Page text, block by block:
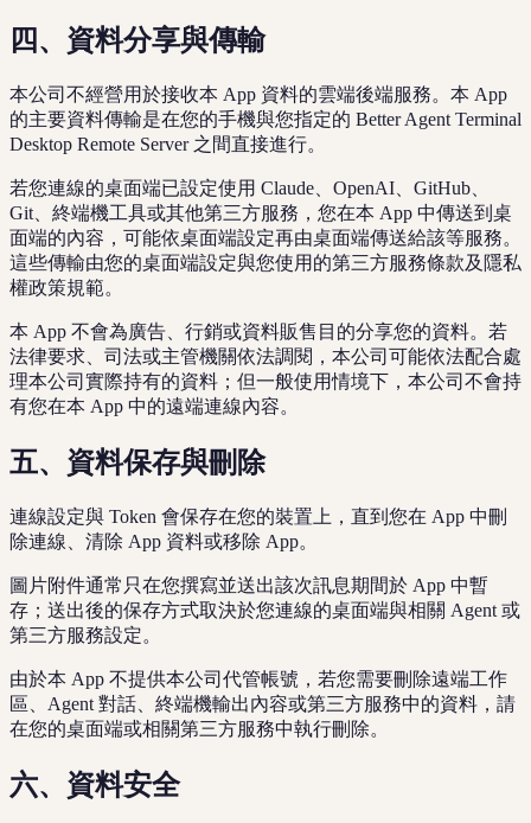
四、資料分享與傳輸
本公司不經營用於接收本 App 資料的雲端後端服務。本 App
的主要資料傳輸是在您的手機與您指定的 Better Agent Terminal
Desktop Remote Server 之間直接進行。
若您連線的桌面端已設定使用 Claude、OpenAI、GitHub、
Git、終端機工具或其他第三方服務，您在本 App 中傳送到桌
面端的內容，可能依桌面端設定再由桌面端傳送給該等服務。
這些傳輸由您的桌面端設定與您使用的第三方服務條款及隱私
權政策規範。
本 App 不會為廣告、行銷或資料販售目的分享您的資料。若
法律要求、司法或主管機關依法調閱，本公司可能依法配合處
理本公司實際持有的資料；但一般使用情境下，本公司不會持
有您在本 App 中的遠端連線內容。
五、資料保存與刪除
連線設定與 Token 會保存在您的裝置上，直到您在 App 中刪
除連線、清除 App 資料或移除 App。
圖片附件通常只在您撰寫並送出該次訊息期間於 App 中暫
存；送出後的保存方式取決於您連線的桌面端與相關 Agent 或
第三方服務設定。
由於本 App 不提供本公司代管帳號，若您需要刪除遠端工作
區、Agent 對話、終端機輸出內容或第三方服務中的資料，請
在您的桌面端或相關第三方服務中執行刪除。
六、資料安全